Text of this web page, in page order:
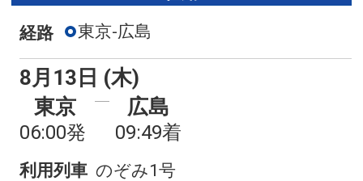
経路 東京-広島
8月13日 (木)
東京
06:00発
広島
09:49着
利用列車 のぞみ1号